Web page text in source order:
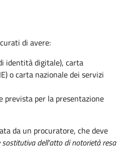
di avere:
identità digitale), carta
o carta nazionale dei servizi
per la presentazione
da un procuratore, che deve
sostitutiva dell'atto di notorietà resa